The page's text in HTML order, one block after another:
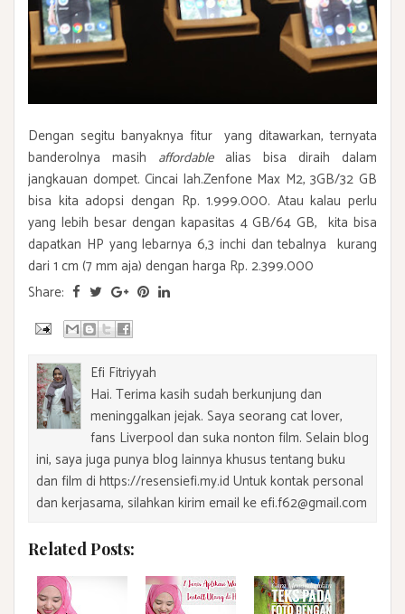
Dengan segitu banyaknya fitur yang ditawarkan, ternyata
banderolnya masih affordablealias bisa diraih dalam
jangkauan dompet. Cincai lah.Zenfone Max M2, 3GB/32 GB
bisa kita adopsi dengan Rp. 1.999.000. Atau kalau perlu
yang lebih besar dengan kapasitas 4 GB/64 GB, kita bisa
dapatkan HP yang lebarnya 6,3 inchi dan tebalnya kurang
dari 1 cm (7 mm aja) dengan harga Rp. 2.399.000
Share:
Efi Fitriyyah
Hai. Terima kasih sudah berkunjung dan
meninggalkan jejak. Saya seorang cat lover,
fans Liverpool dan suka nonton film. Selain blog
ini, saya juga punya blog lainnya khusus tentang buku
dan film di https://resensiefi.my.id Untuk kontak personal
dan kerjasama, silahkan kirim email ke efi.f62@gmail.com
Related Posts: